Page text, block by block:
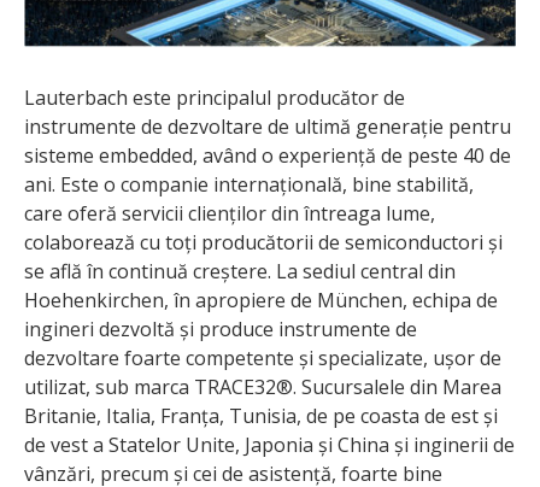
Lauterbach este principalul producător de
instrumente de dezvoltare de ultimă generație pentru
sisteme embedded, având o experiență de peste 40 de
ani. Este o companie internațională, bine stabilită,
care oferă servicii clienților din întreaga lume,
colaborează cu toți producătorii de semiconductori și
se află în continuă creștere. La sediul central din
Hoehenkirchen, în apropiere de München, echipa de
ingineri dezvoltă și produce instrumente de
dezvoltare foarte competente și specializate, ușor de
utilizat, sub marca TRACE32®. Sucursalele din Marea
Britanie, Italia, Franța, Tunisia, de pe coasta de est și
de vest a Statelor Unite, Japonia și China și inginerii de
vânzări, precum și cei de asistență, foarte bine